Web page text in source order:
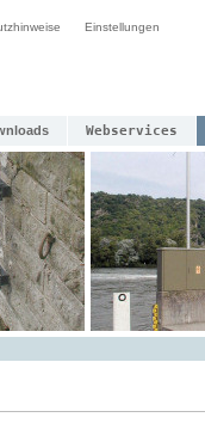
Einstellungen
Webservices